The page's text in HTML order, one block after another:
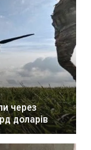
через
доларів